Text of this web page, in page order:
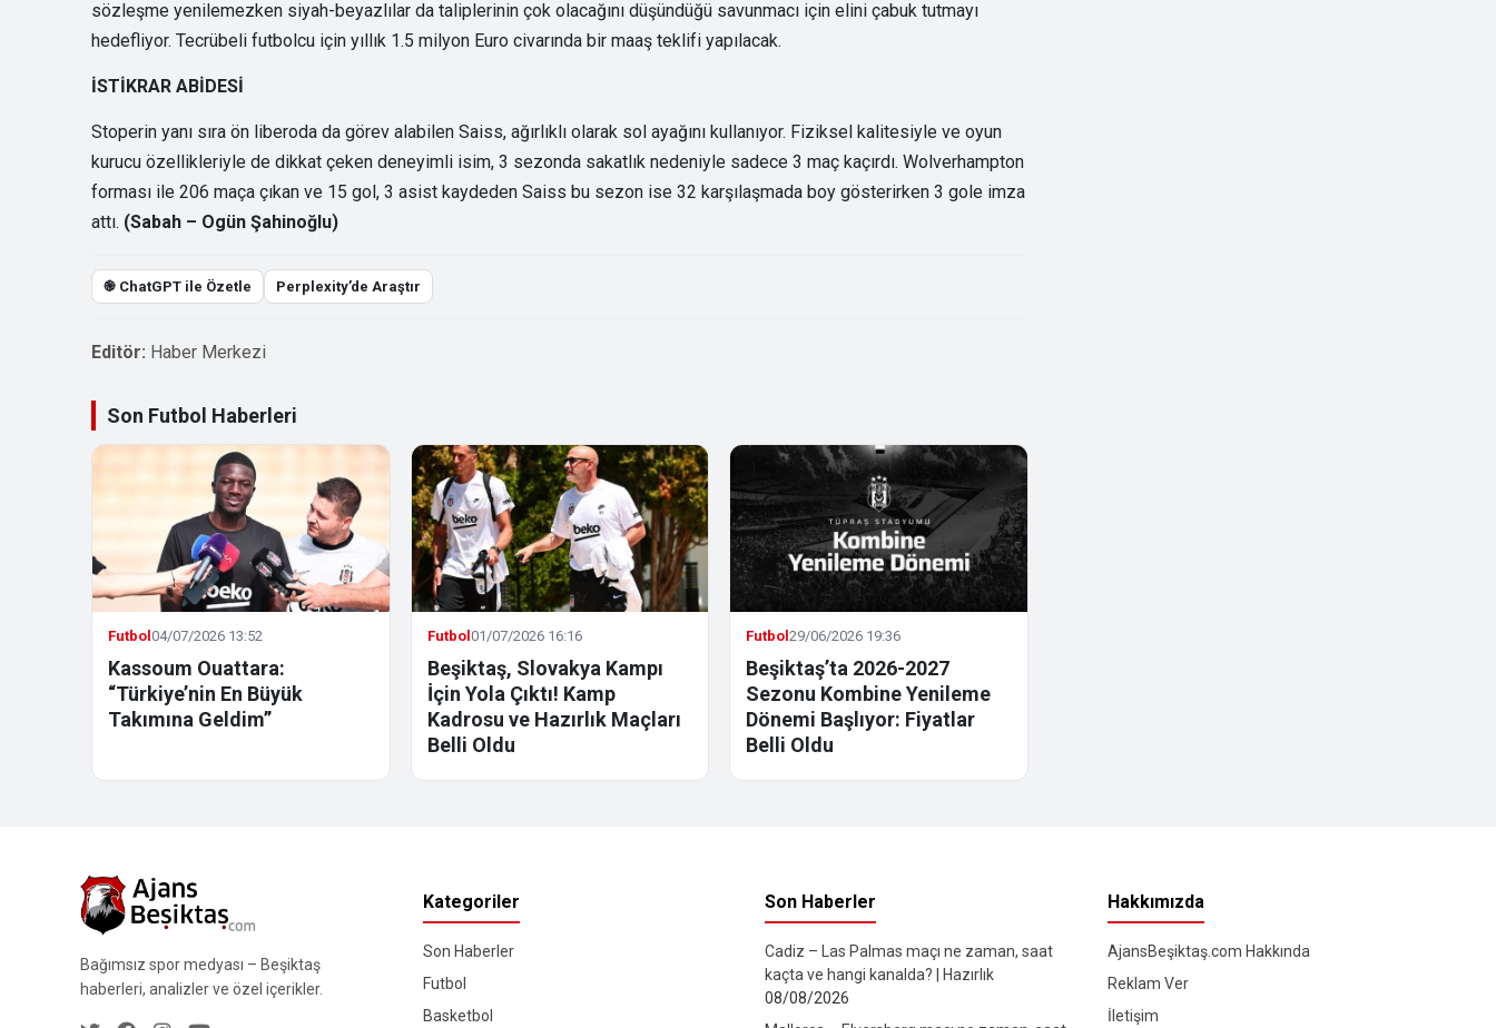
sözleşme yenilemezken siyah-beyazlılar da taliplerinin çok olacağını düşündüğü savunmacı için elini çabuk tutmayı
hedefliyor. Tecrübeli futbolcu için yıllık 1.5 milyon Euro civarında bir maaş teklifi yapılacak.
İSTİKRAR ABİDESİ
Stoperin yanı sıra ön liberoda da görev alabilen Saiss, ağırlıklı olarak sol ayağını kullanıyor. Fiziksel kalitesiyle ve oyun
kurucu özellikleriyle de dikkat çeken deneyimli isim, 3 sezonda sakatlık nedeniyle sadece 3 maç kaçırdı. Wolverhampton
forması ile 206 maça çıkan ve 15 gol, 3 asist kaydeden Saiss bu sezon ise 32 karşılaşmada boy gösterirken 3 gole imza
attı. (Sabah – Ogün Şahinoğlu)
֎ ChatGPT ile Özetle Perplexity’de Araştır
Editör: Haber Merkezi
Son Futbol Haberleri
Futbol 04/07/2026 13:52
Kassoum Ouattara:
“Türkiye’nin En Büyük
Takımına Geldim”
Futbol 01/07/2026 16:16
Beşiktaş, Slovakya Kampı
İçin Yola Çıktı! Kamp
Kadrosu ve Hazırlık Maçları
Belli Oldu
Futbol29/06/2026 19:36
Beşiktaş’ta 2026-2027
Sezonu Kombine Yenileme
Dönemi Başlıyor: Fiyatlar
Belli Oldu
Bağımsız spor medyası – Beşiktaş
haberleri, analizler ve özel içerikler.
Kategoriler
Son Haberler
Futbol
Basketbol
Son Haberler
Cadiz – Las Palmas maçı ne zaman, saat
kaçta ve hangi kanalda? | Hazırlık
08/08/2026
Hakkımızda
AjansBeşiktaş.com Hakkında
Reklam Ver
İletişim